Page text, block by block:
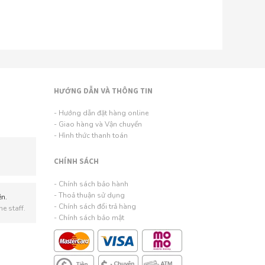
staff.
HƯỚNG DẪN VÀ THÔNG TIN
- Hướng dẫn đặt hàng online
- Giao hàng và Vận chuyển
- Hình thức thanh toán
CHÍNH SÁCH
- Chính sách bảo hành
- Thoả thuận sử dụng
- Chính sách đổi trả hàng
- Chính sách bảo mật